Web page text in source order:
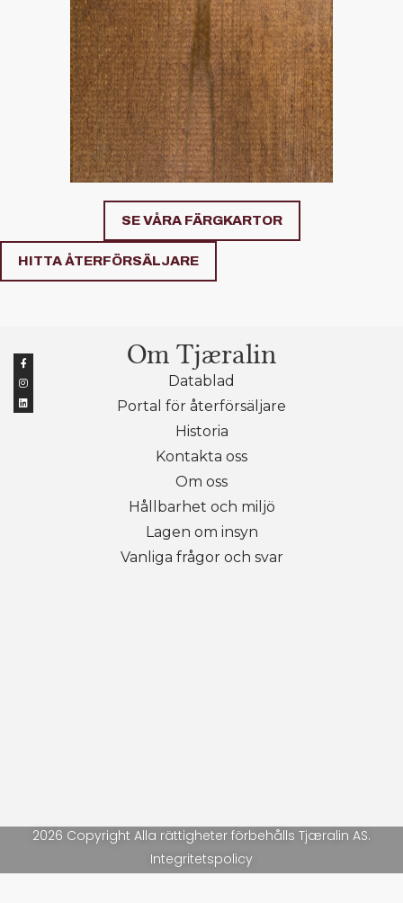
SE VÅRA FÄRGKARTOR
HITTA ÅTERFÖRSÄLJARE
Om Tjæralin
Datablad
Portal för återförsäljare
Historia
Kontakta oss
Om oss
Hållbarhet och miljö
Lagen om insyn
Vanliga frågor och svar
2026 Copyright Alla rättigheter förbehålls Tjæralin AS.
Integritetspolicy